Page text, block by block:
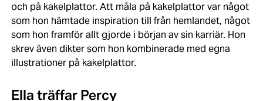
och på kakelplattor. Att måla på kakelplattor var något
som hon hämtade inspiration till från hemlandet, något
som hon framför allt gjorde i början av sin karriär. Hon
skrev även dikter som hon kombinerade med egna
illustrationer på kakelplattor.
Ella träffar Percy